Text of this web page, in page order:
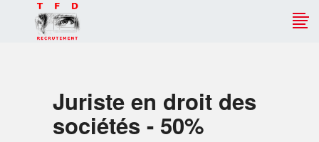
Juriste en droit des
sociétés - 50%